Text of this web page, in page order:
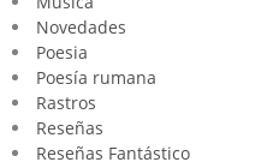
Novedades
Poesia
Poesía rumana
Rastros
Reseñas
Reseñas Fantástico